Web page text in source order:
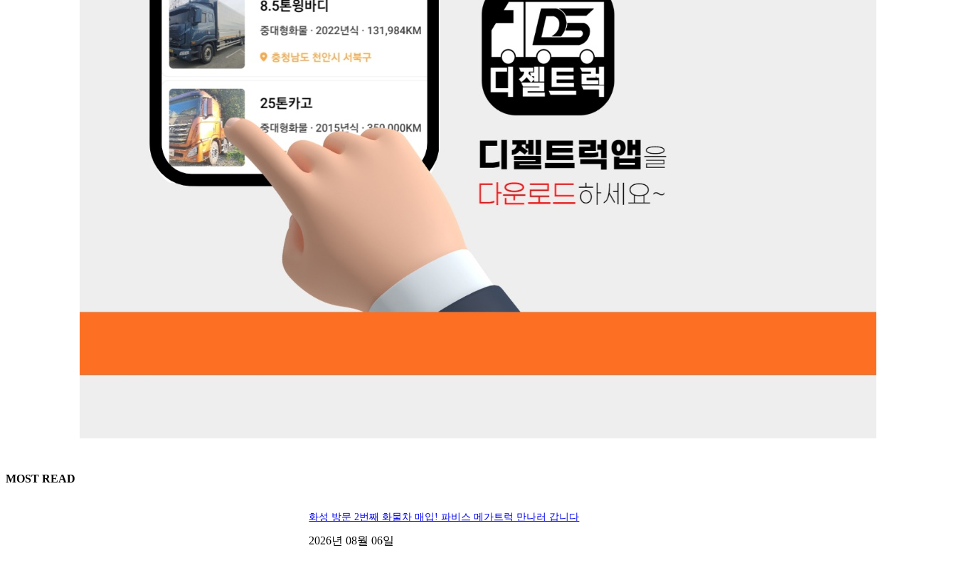
MOST READ
화성 방문 2번째 화물차 매입! 파비스 메가트럭 만나러 갑니다
2026년 08월 06일